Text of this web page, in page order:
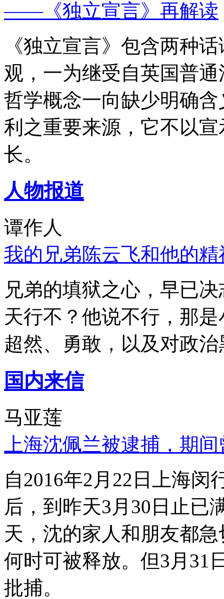
——《独立宣言》再解读
《独立宣言》包含两种
观，一为继受自英国普
哲学概念一向缺少明确
利之重要来源，它不以
长。
人物报道
谭作人
我的兄弟陈云飞和他的
兄弟的填狱之心，早已
天行不？他说不行，那
超然、勇敢，以及对政
国内来信
马亚莲
上海沈佩兰被逮捕，期
自2016年2月22日上海
后，到昨天3月30日止已
天，沈的家人和朋友都
何时可被释放。但3月31
批捕。